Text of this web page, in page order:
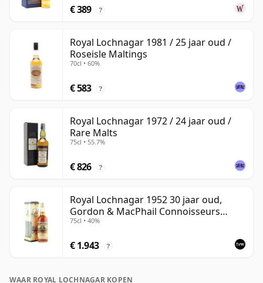
€ 389 ?
Royal Lochnagar 1981 / 25 jaar oud /
Roseisle Maltings
70cl • 60%
€ 583 ?
Royal Lochnagar 1972 / 24 jaar oud /
Rare Malts
75cl • 55.7%
€ 826 ?
Royal Lochnagar 1952 30 jaar oud,
Gordon & MacPhail Connoisseurs
Choice
75cl • 40%
€ 1.943 ?
WAAR ROYAL LOCHNAGAR KOPEN